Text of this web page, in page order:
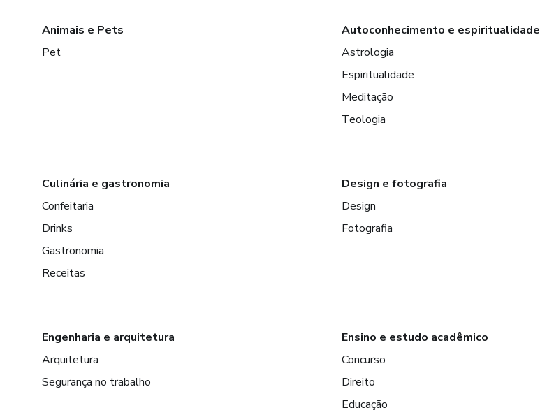
Animais e Pets
Pet
Autoconhecimento e espiritualidade
Astrologia
Espiritualidade
Meditação
Teologia
Culinária e gastronomia
Confeitaria
Drinks
Gastronomia
Receitas
Design e fotografia
Design
Fotografia
Engenharia e arquitetura
Arquitetura
Segurança no trabalho
Ensino e estudo acadêmico
Concurso
Direito
Educação